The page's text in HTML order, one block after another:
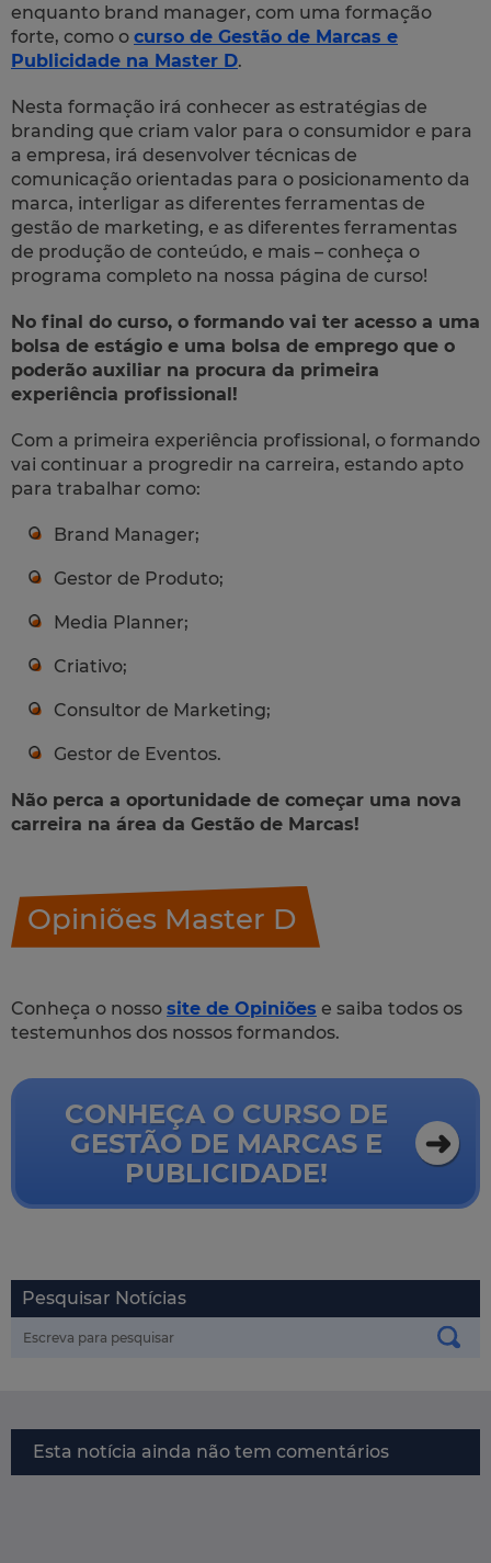
enquanto brand manager, com uma formação
forte, como o curso de Gestão de Marcas e
Publicidade na Master D.
Nesta formação irá conhecer as estratégias de
branding que criam valor para o consumidor e para
a empresa, irá desenvolver técnicas de
comunicação orientadas para o posicionamento da
marca, interligar as diferentes ferramentas de
gestão de marketing, e as diferentes ferramentas
de produção de conteúdo, e mais – conheça o
programa completo na nossa página de curso!
No final do curso, o formando vai ter acesso a uma
bolsa de estágio e uma bolsa de emprego que o
poderão auxiliar na procura da primeira
experiência profissional!
Com a primeira experiência profissional, o formando
vai continuar a progredir na carreira, estando apto
para trabalhar como:
Brand Manager;
Gestor de Produto;
Media Planner;
Criativo;
Consultor de Marketing;
Gestor de Eventos.
Não perca a oportunidade de começar uma nova
carreira na área da Gestão de Marcas!
Opiniões Master D
Conheça o nosso site de Opiniões e saiba todos os
testemunhos dos nossos formandos.
CONHEÇA O CURSO DE
GESTÃO DE MARCAS E
PUBLICIDADE!
Pesquisar Notícias
Esta notícia ainda não tem comentários